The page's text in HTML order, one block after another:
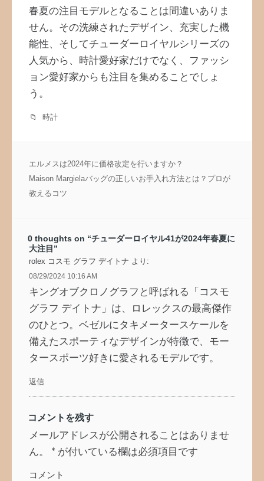
春夏の注目モデルとなることは間違いありま
せん。その洗練されたデザイン、充実した機
能性、そしてチューダーロイヤルシリーズの
人気から、時計愛好家だけでなく、ファッシ
ョン愛好家からも注目を集めることでしょ
う。
時計
投
稿
ナ
シ
ョ
ン
エルメスは2024年に価格改定を行いますか？
Maison Margielaバッグの正しいお手入れ方法とは？プロが
教えるコツ
0 thoughts on “チューダーロイヤル41が2024年春夏に
大注目 ”
rolex コスモ グラフ デイトナ より:
08/29/2024 10:16 AM
キングオブクロノグラフと呼ばれる「コスモ
グラフ デイトナ」は、ロレックスの最高傑作
のひとつ。ベゼルにタキメータースケールを
備えたスポーティなデザインが特徴で、モー
タースポーツ好きに愛されるモデルです。
返信
コメントを残す
メールアドレスが公開されることはありませ
ん。
* が付いている欄は必須項目です
コメント